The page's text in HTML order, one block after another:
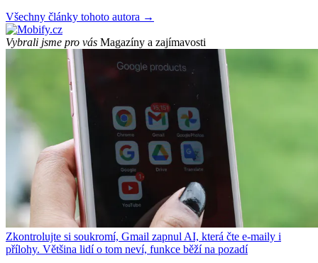
Všechny články tohoto autora →
Vybrali jsme pro vás Magazíny a zajímavosti
Zkontrolujte si soukromí, Gmail zapnul AI, která čte e-maily i
přílohy. Většina lidí o tom neví, funkce běží na pozadí